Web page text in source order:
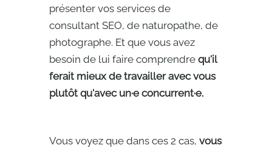
présenter vos services de
consultant SEO, de naturopathe, de
photographe. Et que vous avez
besoin de lui faire comprendre qu'il
ferait mieux de travailler avec vous
plutôt qu'avec un·e concurrent·e.
Vous voyez que dans ces 2 cas, vous